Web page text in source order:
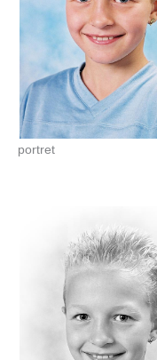
portret